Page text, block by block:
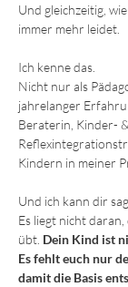
Und gleichzeitig,
immer mehr leidet.
Ich kenne das.
Nicht nur als
jahrelanger
Beraterin, Kinder-
Kindern in meiner
Und ich kann dir
Es liegt nicht
übt. Dein Kind ist
Es fehlt euch nur
damit die Basis